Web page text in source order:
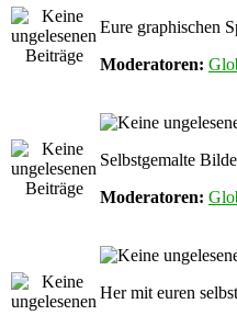
Eure graphischen
Moderatoren:
Selbstgemalte
Moderatoren:
Her mit euren